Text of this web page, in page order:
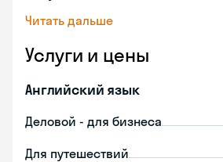
Читать дальше
Услуги и цены
Английский язык
Деловой - для бизнеса
Для путешествий